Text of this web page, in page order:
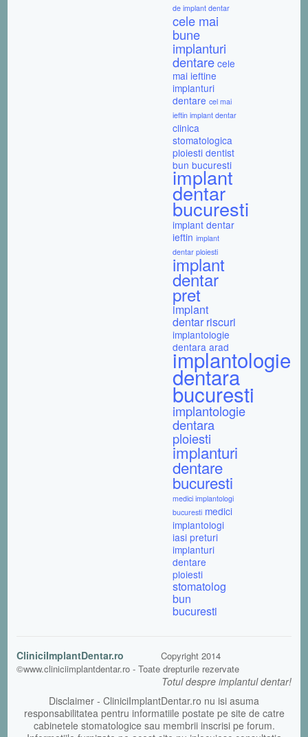
de implant dentar
cele mai
bune
implanturi
dentare cele
mai ieftine
implanturi
dentare cel mai
ieftin implant dentar
clinica
stomatologica
ploiesti dentist
bun bucuresti
implant
dentar
bucuresti
implant dentar
ieftin implant
dentar ploiesti
implant
dentar
pret
implant
dentar riscuri
implantologie
dentara arad
implantologie
dentara
bucuresti
implantologie
dentara
ploiesti
implanturi
dentare
bucuresti
medici implantologi
bucuresti medici
implantologi
iasi preturi
implanturi
dentare
ploiesti
stomatolog
bun
bucuresti
CliniciImplantDentar.ro
Copyright 2014
©www.cliniciimplantdentar.ro - Toate drepturile rezervate
Totul despre implantul dentar!
Disclaimer - CliniciImplantDentar.ro nu isi asuma
responsabilitatea pentru informatiile postate pe site de catre
cabinetele stomatologice sau membrii inscrisi pe forum.